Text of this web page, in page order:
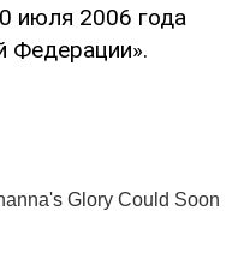
июля 2006 года
Федерации».